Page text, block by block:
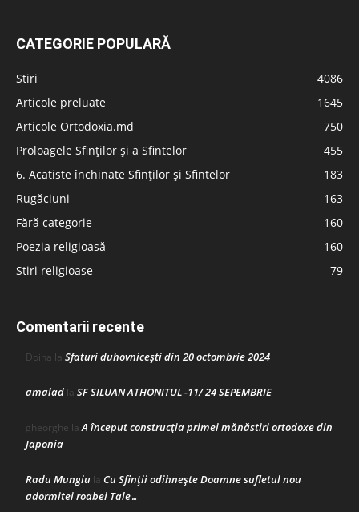
CATEGORIE POPULARĂ
Stiri
4086
Articole preluate
1645
Articole Ortodoxia.md
750
Proloagele Sfinților și a Sfintelor
455
6. Acatiste închinate Sfinților și Sfintelor
183
Rugăciuni
163
Fără categorie
160
Poezia religioasă
160
Stiri religioase
79
Comentarii recente
Doina la Sfaturi duhovnicești din 20 octombrie 2024
amalad la SF SILUAN ATHONITUL -11/ 24 SEPEMBRIE
gheorghe laA început construcţia primei mănăstiri ortodoxe din
Japonia
Radu Mungiu la Cu Sfinții odihnește Doamne sufletul nou
adormitei roabei Tale…